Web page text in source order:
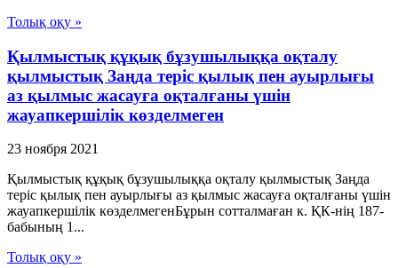
Толық оқу »
Қылмыстық құқық бұзушылыққа оқталу
қылмыстық Заңда теріс қылық пен ауырлығы
аз қылмыс жасауға оқталғаны үшін
жауапкершілік көзделмеген
23 ноября 2021
Қылмыстық құқық бұзушылыққа оқталу қылмыстық Заңда
теріс қылық пен ауырлығы аз қылмыс жасауға оқталғаны үшін
жауапкершілік көзделмегенБұрын сотталмаған к. ҚК-нің 187-
бабының 1...
Толық оқу »